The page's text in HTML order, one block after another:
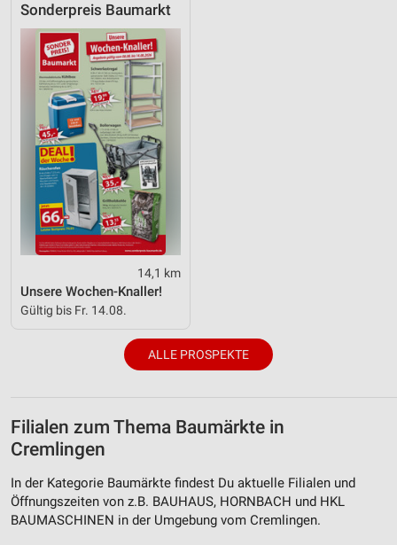
Sonderpreis Baumarkt
14,1 km
Unsere Wochen-Knaller!
Gültig bis Fr. 14.08.
ALLE PROSPEKTE
Filialen zum Thema Baumärkte in
Cremlingen
In der Kategorie Baumärkte findest Du aktuelle Filialen und
Öffnungszeiten von z.B. BAUHAUS, HORNBACH und HKL
BAUMASCHINEN in der Umgebung vom Cremlingen.